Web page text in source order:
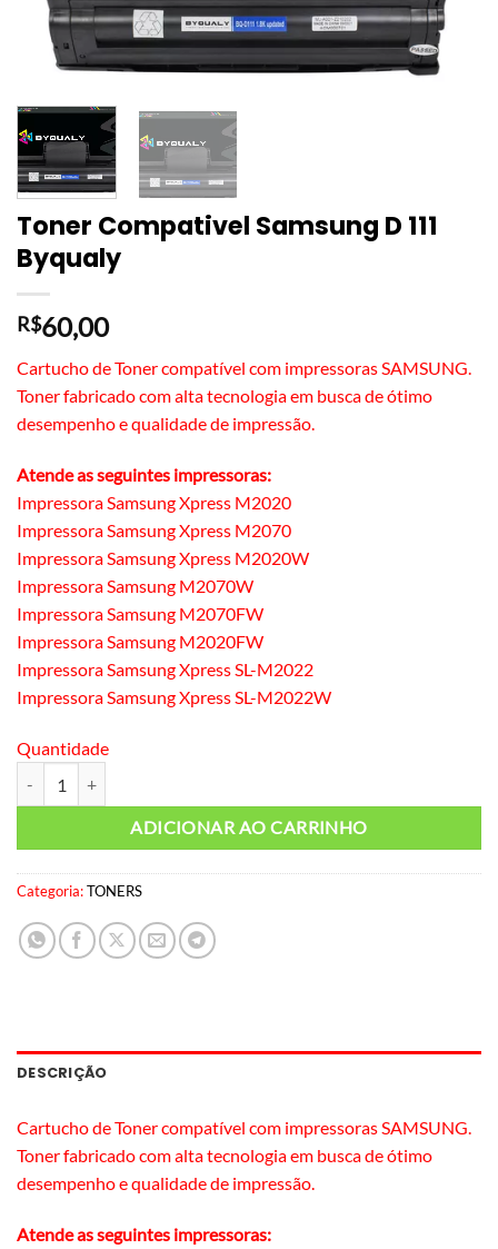
Toner Compativel Samsung D 111
Byqualy
R$60,00
Cartucho de Toner compatível com impressoras SAMSUNG.
Toner fabricado com alta tecnologia em busca de ótimo
desempenho e qualidade de impressão.
Atende as seguintes impressoras:
Impressora Samsung Xpress M2020
Impressora Samsung Xpress M2070
Impressora Samsung Xpress M2020W
Impressora Samsung M2070W
Impressora Samsung M2070FW
Impressora Samsung M2020FW
Impressora Samsung Xpress SL-M2022
Impressora Samsung Xpress SL-M2022W
Quantidade
ADICIONAR AO CARRINHO
Categoria:TONERS
DESCRIÇÃO
Cartucho de Toner compatível com impressoras SAMSUNG.
Toner fabricado com alta tecnologia em busca de ótimo
desempenho e qualidade de impressão.
Atende as seguintes impressoras: